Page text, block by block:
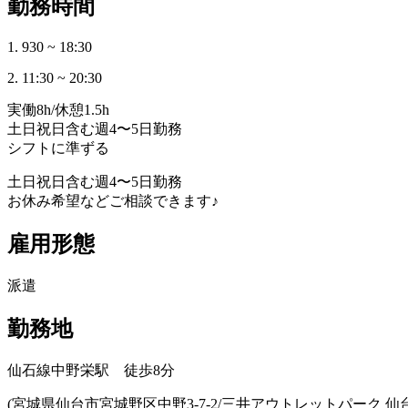
勤務時間
1. 930 ~ 18:30
2. 11:30 ~ 20:30
実働8h/休憩1.5h
土日祝日含む週4〜5日勤務
シフトに準ずる
土日祝日含む週4〜5日勤務
お休み希望などご相談できます♪
雇用形態
派遣
勤務地
仙石線中野栄駅 徒歩8分
(宮城県仙台市宮城野区中野3-7-2/三井アウトレットパーク 仙